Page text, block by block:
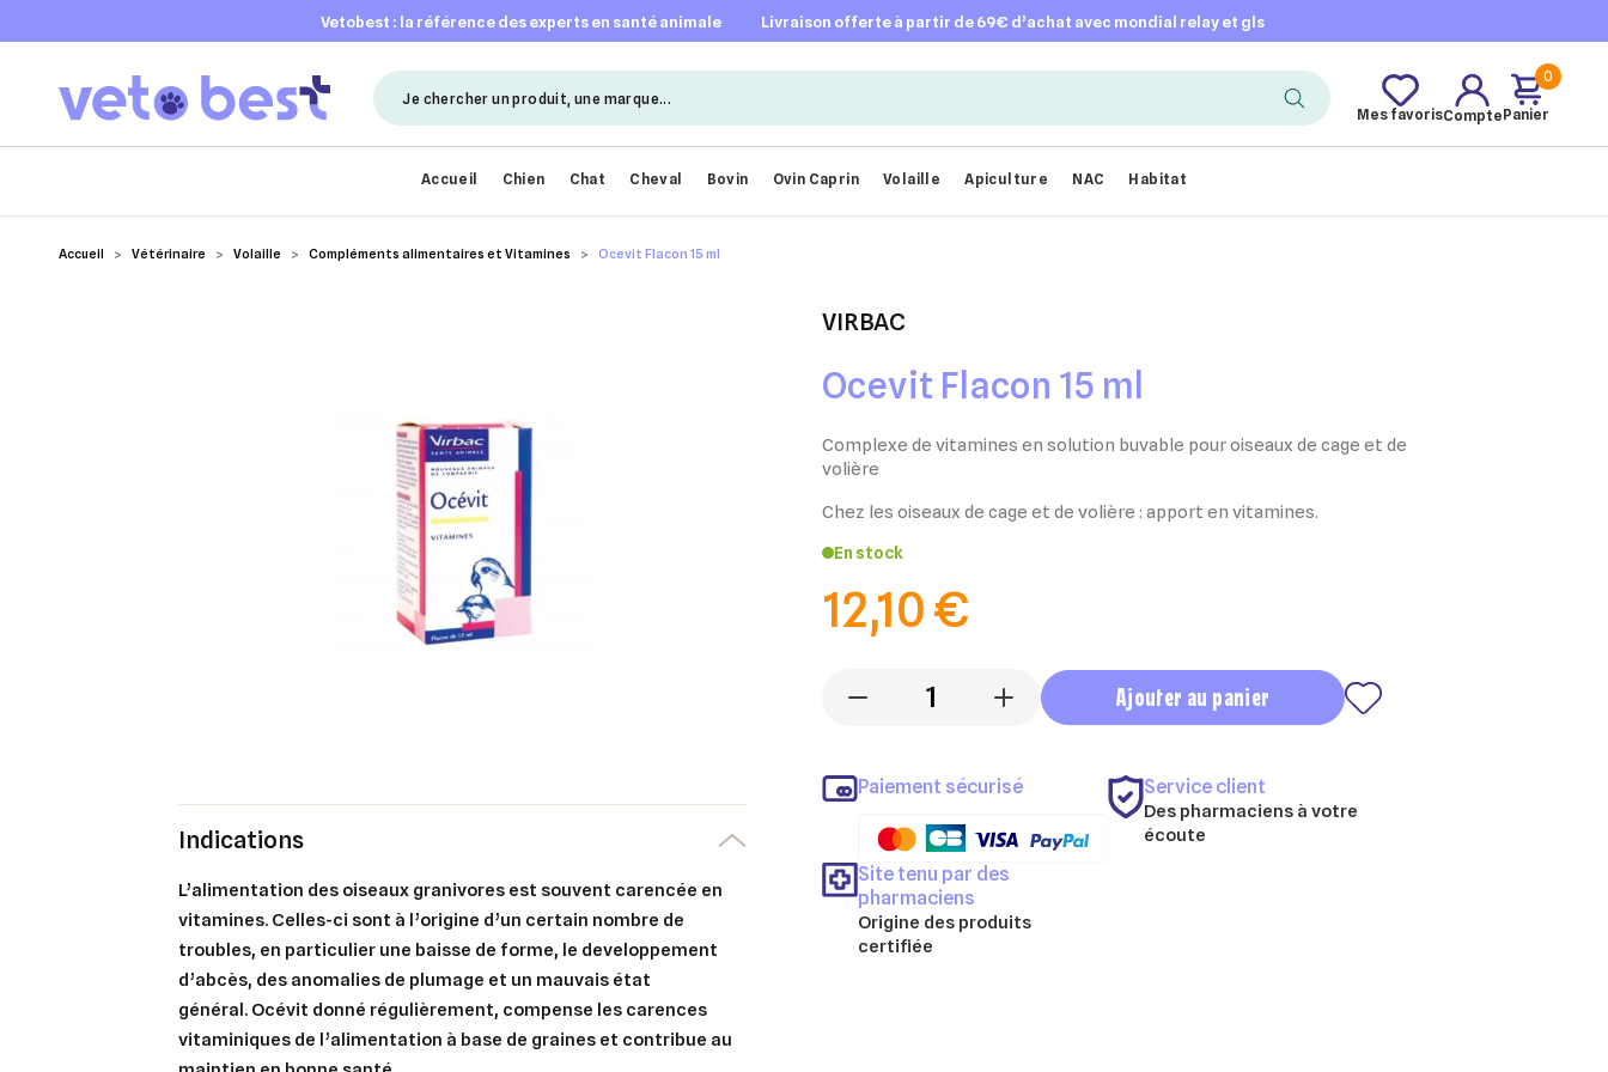
vetobest : la référence des experts en santé animale livraison offerte à partir de 69€ d’achat avec mondial relay et gls
Mes favorisCompte
0
Panier
Accueil Chien Chat Cheval Bovin Ovin Caprin Volaille Apiculture NAC Habitat
Accueil Vétérinaire Volaille Compléments alimentaires et Vitamines Ocevit Flacon 15 ml
VIRBAC
Ocevit Flacon 15 ml
Complexe de vitamines en solution buvable pour oiseaux de cage et de
volière
Chez les oiseaux de cage et de volière : apport en vitamines.
En stock
12,10 €
- + Ajouter au panier
Paiement sécurisé Service client
Des pharmaciens à votre
écoute
Site tenu par des
pharmaciens
Origine des produits
certifiée
Indications
L’alimentation des oiseaux granivores est souvent carencée en
vitamines. Celles-ci sont à l’origine d’un certain nombre de
troubles, en particulier une baisse de forme, le developpement
d’abcès, des anomalies de plumage et un mauvais état
général. Océvit donné régulièrement, compense les carences
vitaminiques de l’alimentation à base de graines et contribue au